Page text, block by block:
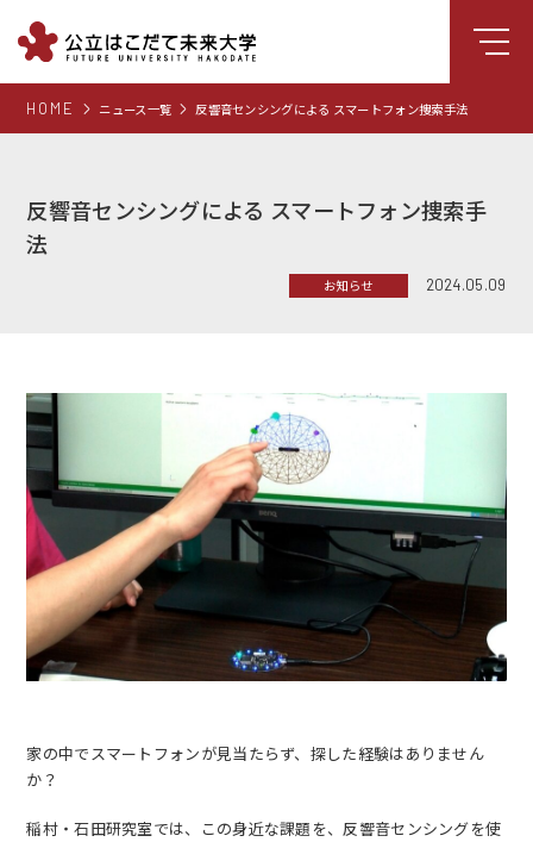
大学院
組織・センター
図書館
受験生向け情報
HOME ニュース一覧 反響音センシングによる スマートフォン捜索手法
反響音センシングによる スマートフォン捜索手
法
お知らせ 2024.05.09
家の中でスマートフォンが見当たらず、探した経験はありません
か？
稲村・石田研究室では、この身近な課題を、反響音センシングを使